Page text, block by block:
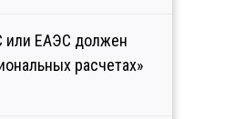
или ЕАЭС должен
расчетах»